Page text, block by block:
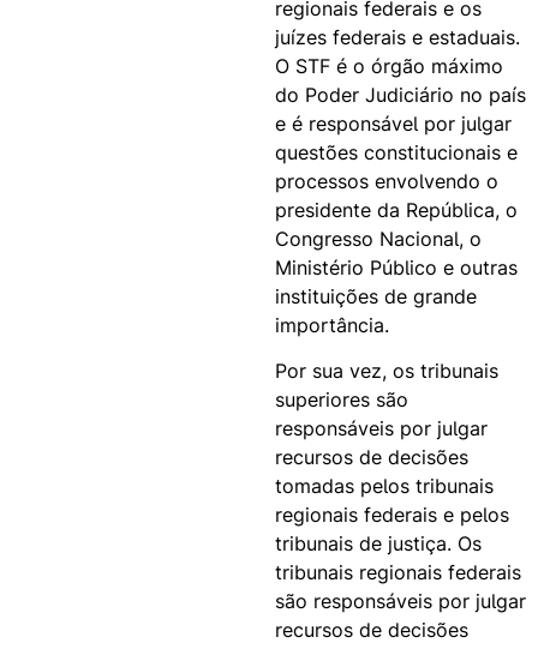
regionais federais e os
juízes federais e estaduais.
O STF é o órgão máximo
do Poder Judiciário no país
e é responsável por julgar
questões constitucionais e
processos envolvendo o
presidente da República, o
Congresso Nacional, o
Ministério Público e outras
instituições de grande
importância.
Por sua vez, os tribunais
superiores são
responsáveis por julgar
recursos de decisões
tomadas pelos tribunais
regionais federais e pelos
tribunais de justiça. Os
tribunais regionais federais
são responsáveis por julgar
recursos de decisões